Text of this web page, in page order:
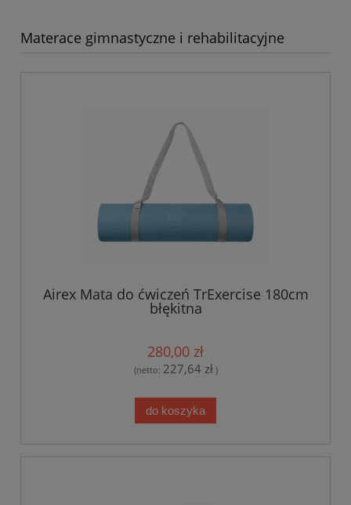
Materace gimnastyczne i rehabilitacyjne
Airex Mata do ćwiczeń TrExercise 180cm
błękitna
280,00 zł
(netto: 227,64 zł)
do koszyka